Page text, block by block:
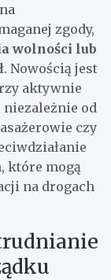
zgody,
wolności lub
. Nowością jest
aktywnie
od
czy
które mogą
na drogach